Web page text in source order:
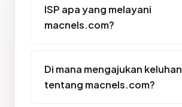
ISP apa yang melayani
macnels.com?
Di mana mengajukan keluhan
tentang macnels.com?